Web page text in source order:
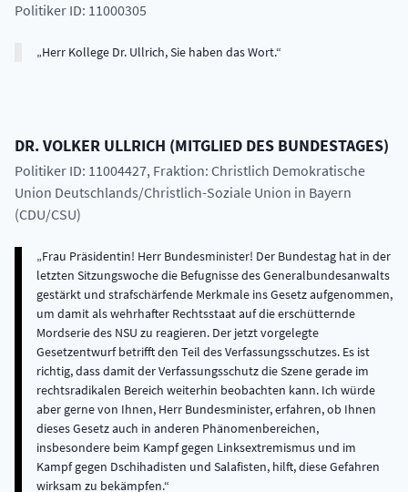
Politiker ID: 11000305
Herr Kollege Dr. Ullrich, Sie haben das Wort.
DR.VOLKER ULLRICH (MITGLIED DES BUNDESTAGES)
Politiker ID: 11004427, Fraktion: Christlich Demokratische
Union Deutschlands/Christlich-Soziale Union in Bayern
(CDU/CSU)
Frau Präsidentin! Herr Bundesminister! Der Bundestag hat in der
letzten Sitzungswoche die Befugnisse des Generalbundesanwalts
gestärkt und strafschärfende Merkmale ins Gesetz aufgenommen,
um damit als wehrhafter Rechtsstaat auf die erschütternde
Mordserie des NSU zu reagieren. Der jetzt vorgelegte
Gesetzentwurf betrifft den Teil des Verfassungsschutzes. Es ist
richtig, dass damit der Verfassungsschutz die Szene gerade im
rechtsradikalen Bereich weiterhin beobachten kann. Ich würde
aber gerne von Ihnen, Herr Bundesminister, erfahren, ob Ihnen
dieses Gesetz auch in anderen Phänomenbereichen,
insbesondere beim Kampf gegen Linksextremismus und im
Kampf gegen Dschihadisten und Salafisten, hilft, diese Gefahren
wirksam zu bekämpfen.